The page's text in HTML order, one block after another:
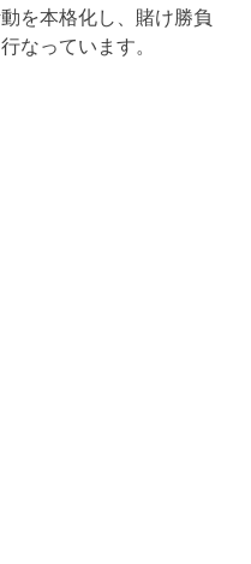
を本格化し、賭け勝負
なっています。